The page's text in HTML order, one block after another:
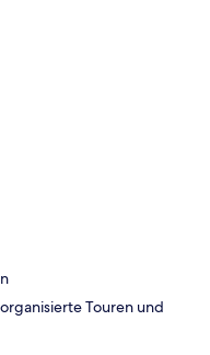
Touren und